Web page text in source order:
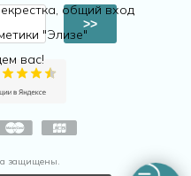
защищены.
>>
общий вход
"Элизе"
вас!